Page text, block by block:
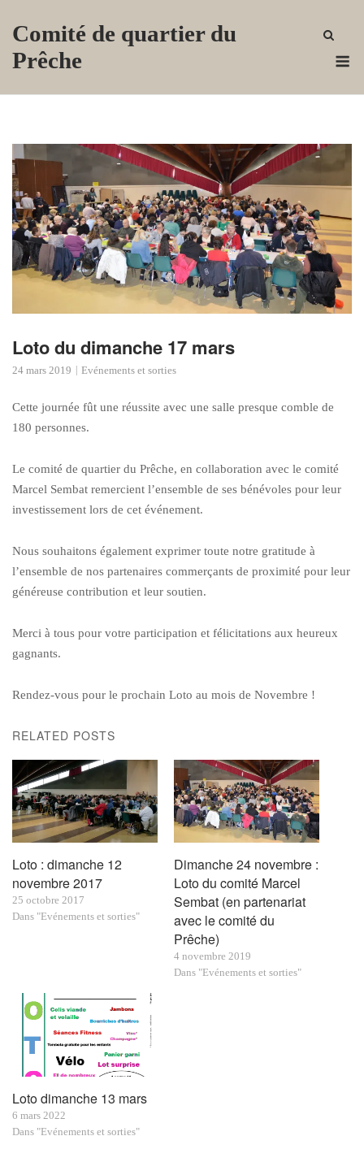
Comité de quartier du
Prêche
Loto du dimanche 17 mars
24 mars 2019 Evénements et sorties
Cette journée fût une réussite avec une salle presque comble de
180 personnes.
Le comité de quartier du Prêche, en collaboration avec le comité
Marcel Sembat remercient l’ensemble de ses bénévoles pour leur
investissement lors de cet événement.
Nous souhaitons également exprimer toute notre gratitude à
l’ensemble de nos partenaires commerçants de proximité pour leur
généreuse contribution et leur soutien.
Merci à tous pour votre participation et félicitations aux heureux
gagnants.
Rendez-vous pour le prochain Loto au mois de Novembre !
RELATED POSTS
Loto : dimanche 12
novembre 2017
25 octobre 2017
Dans "Evénements et sorties"
Dimanche 24 novembre :
Loto du comité Marcel
Sembat (en partenariat
avec le comité du
Prêche)
4 novembre 2019
Dans "Evénements et sorties"
Loto dimanche 13 mars
6 mars 2022
Dans "Evénements et sorties"